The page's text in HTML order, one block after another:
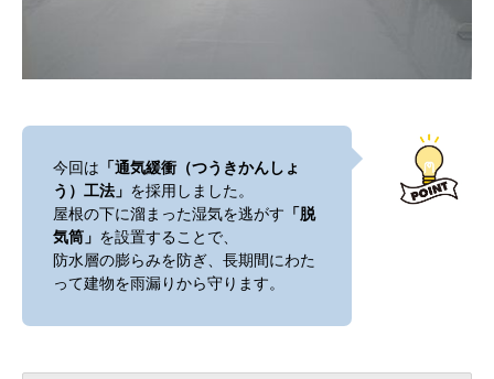
今回は 「通気緩衝（つうきかんしょ
う）工法」 を採用しました。
屋根の下に溜まった湿気を逃がす 「脱
気筒」 を設置することで、
防水層の膨らみを防ぎ、長期間にわた
って建物を雨漏りから守ります。